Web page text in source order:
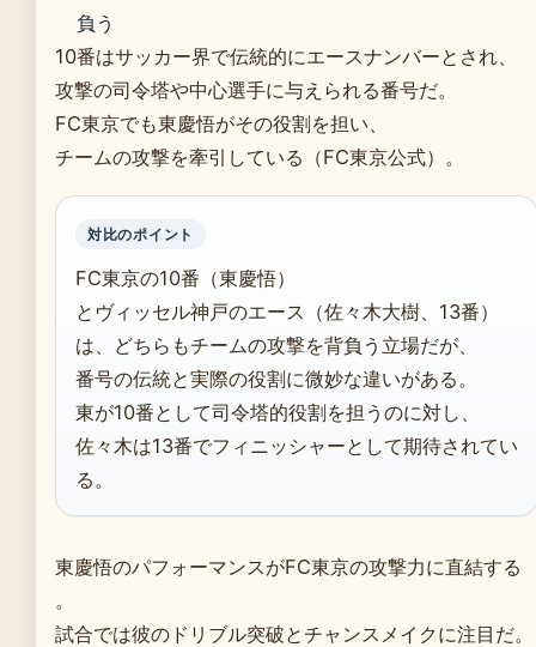
負う
10番はサッカー界で伝統的にエースナンバーとされ、
攻撃の司令塔や中心選手に与えられる番号だ。
FC東京でも東慶悟がその役割を担い、
チームの攻撃を牽引している（FC東京公式）。
対比のポイント
FC東京の10番（東慶悟）
とヴィッセル神戸のエース（佐々木大樹、13番）
は、どちらもチームの攻撃を背負う立場だが、
番号の伝統と実際の役割に微妙な違いがある。
東が10番として司令塔的役割を担うのに対し、
佐々木は13番でフィニッシャーとして期待されてい
る。
東慶悟のパフォーマンスがFC東京の攻撃力に直結する
。
試合では彼のドリブル突破とチャンスメイクに注目だ。